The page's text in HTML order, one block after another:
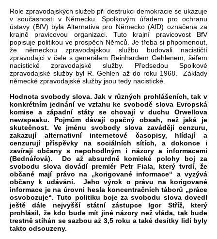
Role zpravodajských služeb při destrukci demokracie se ukazuje
v současnosti v Německu. Spolkovým úřadem pro ochranu
ústavy (BfV) byla Alternativa pro Německo (AfD) označena za
krajně pravicovou organizaci. Tuto krajní pravicovost BfV
popisuje politikou ve prospěch Němců. Je třeba si připomenout,
že německou zpravodajskou službu budovali nacističtí
zpravodajci v čele s generálem Reinhardem Gehlenem, šéfem
nacistické zpravodajské služby. Předsedou Spolkové
zpravodajské služby byl R. Gehlen až do roku 1968. Základy
německé zpravodajské služby jsou tedy nacistické.
Hodnota svobody slova. Jak v různých prohlášeních, tak v
konkrétním jednání ve vztahu ke svobodě slova Evropská
komise a západní státy se chovají v duchu Orwellova
newspeaku. Pojmům dávají opačný obsah, než jaká je
skutečnost. Ve jménu svobody slova zavádějí cenzuru,
zakazují alternativní internetové časopisy, hlídají a
cenzurují příspěvky na sociálních sítích, a dokonce i
zavírají občany s nepohodlným i názory a informacemi
(Bednářová). Do až absurdně komické polohy boj za
svobodu slova dovádí premiér Petr Fiala, který tvrdí, že
občané mají právo na „korigované informace“ a vyzývá
občany k udávání. Jeho výrok o právu na korigované
informace je na úrovni hesla koncentračních táborů „práce
osvobozuje“. Tuto politiku boje za svobodu slova dovedl
ještě dále nejvyšší státní zástupce Igor Stříž, který
prohlásil, že kdo bude mít jiné názory než vláda, tak bude
trestně stíhán se sazbou až 3,5 roku a také desítky lidí byly
takto odsouzeny.